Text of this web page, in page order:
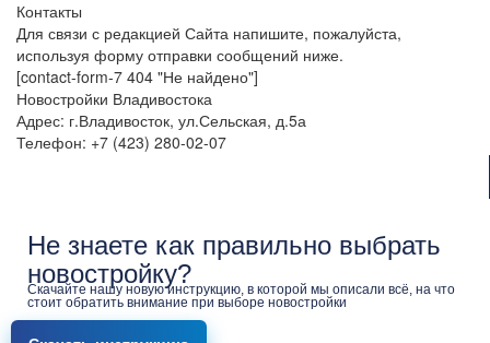
Контакты
Для связи с редакцией Сайта напишите, пожалуйста,
используя форму отправки сообщений ниже.
[contact-form-7 404 "Не найдено"]
Новостройки Владивостока
Адрес: г.Владивосток, ул.Сельская, д.5а
Телефон: +7 (423) 280-02-07
Не знаете как правильно выбрать
новостройку?
Скачайте нашу новую инструкцию, в которой мы описали всё, на что
стоит обратить внимание при выборе новостройки